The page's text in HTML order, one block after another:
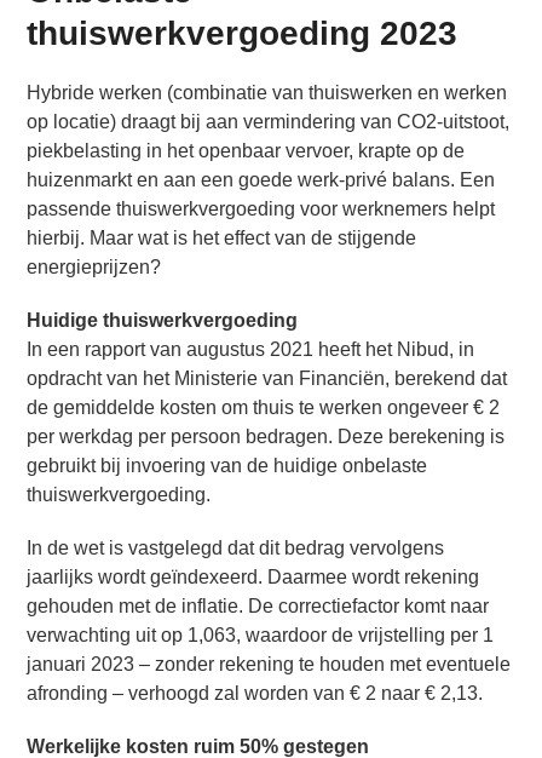
thuiswerkvergoeding 2023
Hybride werken (combinatie van thuiswerken en werken
op locatie) draagt bij aan vermindering van CO2-uitstoot,
piekbelasting in het openbaar vervoer, krapte op de
huizenmarkt en aan een goede werk-privé balans. Een
passende thuiswerkvergoeding voor werknemers helpt
hierbij. Maar wat is het effect van de stijgende
energieprijzen?
Huidige thuiswerkvergoeding
In een rapport van augustus 2021 heeft het Nibud, in
opdracht van het Ministerie van Financiën, berekend dat
de gemiddelde kosten om thuis te werken ongeveer € 2
per werkdag per persoon bedragen. Deze berekening is
gebruikt bij invoering van de huidige onbelaste
thuiswerkvergoeding.
In de wet is vastgelegd dat dit bedrag vervolgens
jaarlijks wordt geïndexeerd. Daarmee wordt rekening
gehouden met de inflatie. De correctiefactor komt naar
verwachting uit op 1,063, waardoor de vrijstelling per 1
januari 2023 – zonder rekening te houden met eventuele
afronding – verhoogd zal worden van € 2 naar € 2,13.
Werkelijke kosten ruim 50% gestegen